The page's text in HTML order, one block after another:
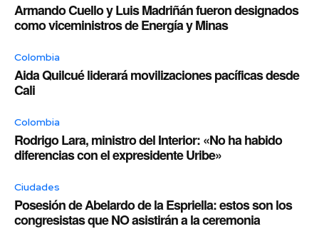
Armando Cuello y Luis Madriñán fueron designados
como viceministros de Energía y Minas
Colombia
Aida Quilcué liderará movilizaciones pacíficas desde
Cali
Colombia
Rodrigo Lara, ministro del Interior: «No ha habido
diferencias con el expresidente Uribe»
Ciudades
Posesión de Abelardo de la Espriella: estos son los
congresistas que NO asistirán a la ceremonia